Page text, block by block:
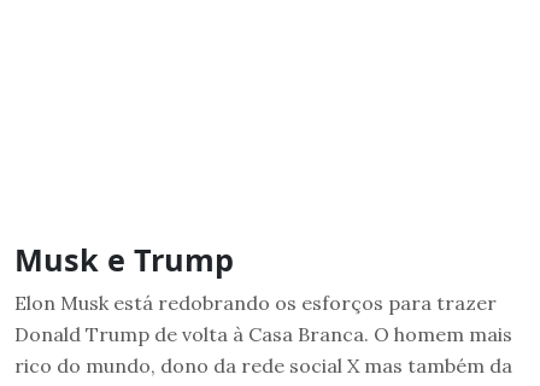
Musk e Trump
Elon Musk está redobrando os esforços para trazer
Donald Trump de volta à Casa Branca. O homem mais
rico do mundo, dono da rede social X mas também da